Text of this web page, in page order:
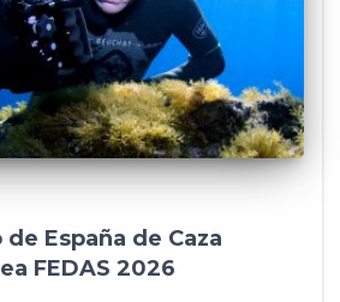
España de Caza
FEDAS 2026